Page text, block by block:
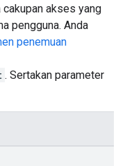
akses yang
pengguna. Anda
penemuan
. Sertakan parameter